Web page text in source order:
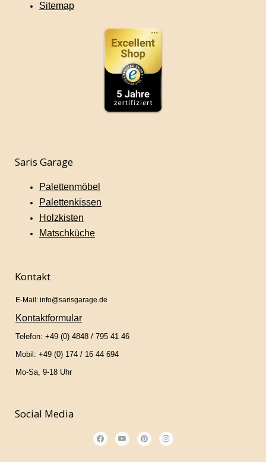
Sitemap
Saris Garage
Palettenmöbel
Palettenkissen
Holzkisten
Matschküche
Kontakt
E-Mail: info@sarisgarage.de
Kontaktformular
Telefon: +49 (0) 4848 / 795 41 46
Mobil: +49 (0) 174 / 16 44 694
Mo-Sa, 9-18 Uhr
Social Media